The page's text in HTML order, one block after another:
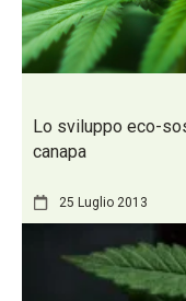
Lo sviluppo eco-
canapa
25 Luglio 2013